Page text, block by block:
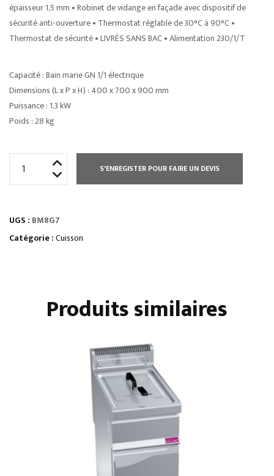
épaisseur 1,5 mm • Robinet de vidange en façade avec dispositif de
sécurité anti-ouverture • Thermostat réglable de 30°C à 90°C •
Thermostat de sécurité • LIVRÉS SANS BAC • Alimentation 230/1/T
Capacité : Bain marie GN 1/1 électrique
Dimensions (L x P x H) : 400 x 700 x 900 mm
Puissance : 1,3 kW
Poids : 28 kg
BAIN
MARIE
S'ENREGISTER POUR FAIRE UN DEVIS
UGS : BM8G7
Catégorie :Cuisson
Produits similaires